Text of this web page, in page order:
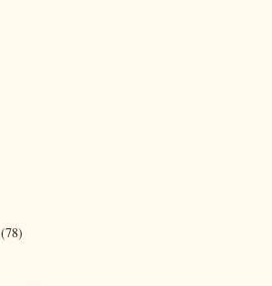
(78)